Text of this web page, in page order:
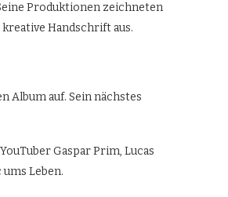
Produktionen zeichneten
Handschrift aus.
Album auf. Sein nächstes
Gaspar Prim, Lucas
Leben.